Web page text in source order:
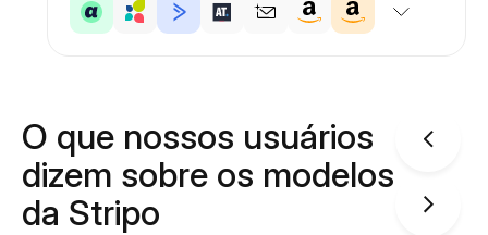
O que nossos usuários
dizem sobre os modelos
da Stripo